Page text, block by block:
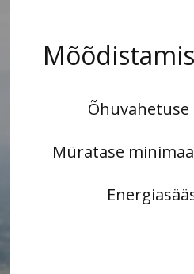
Müratase